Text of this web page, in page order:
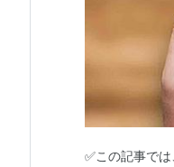
✅この記事で